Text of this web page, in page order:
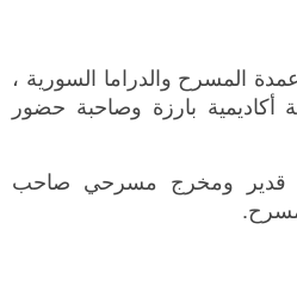
المسرح والدراما السورية ،
أكاديمية بارزة وصاحبة حضور
قدير ومخرج مسرحي صاحب